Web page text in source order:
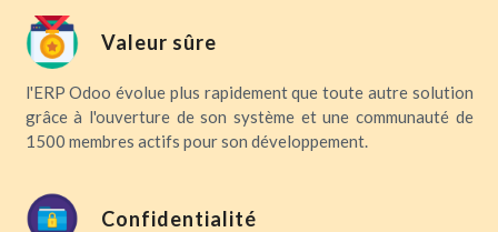
Valeur sûre
l'ERP Odoo évolue plus rapidement que toute autre solution
grâce à l'ouverture de son système et une communauté de
1500 membres actifs pour son développement.
Confidentialité